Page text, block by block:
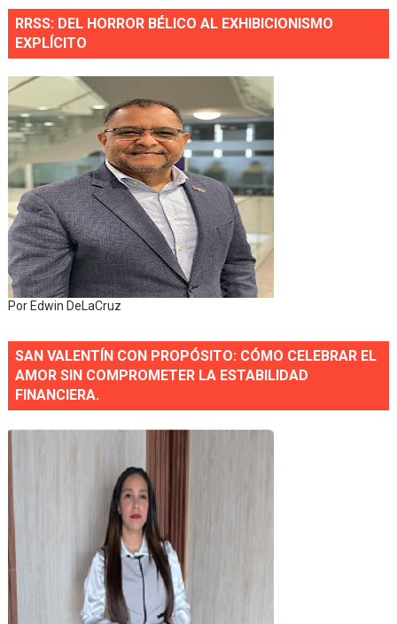
RRSS: DEL HORROR BÉLICO AL EXHIBICIONISMO
EXPLÍCITO
Por Edwin DeLaCruz
SAN VALENTÍN CON PROPÓSITO: CÓMO CELEBRAR EL
AMOR SIN COMPROMETER LA ESTABILIDAD
FINANCIERA.